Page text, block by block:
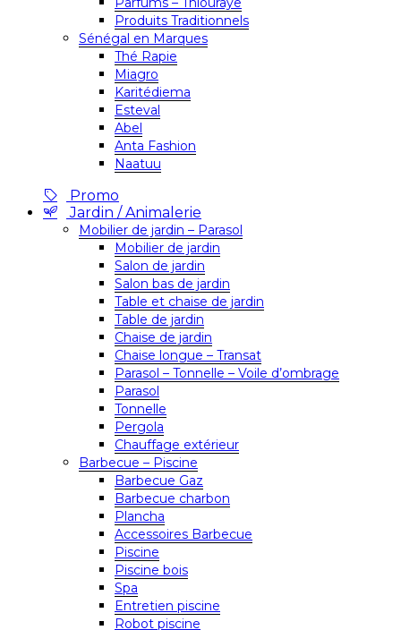
Produits Traditionnels
Sénégal en Marques
Thé Rapie
Miagro
Karitédiema
Esteval
Abel
Anta Fashion
Naatuu
Promo
Jardin / Animalerie
Mobilier de jardin – Parasol
Mobilier de jardin
Salon de jardin
Salon bas de jardin
Table et chaise de jardin
Table de jardin
Chaise de jardin
Chaise longue – Transat
Parasol – Tonnelle – Voile d’ombrage
Parasol
Tonnelle
Pergola
Chauffage extérieur
Barbecue – Piscine
Barbecue Gaz
Barbecue charbon
Plancha
Accessoires Barbecue
Piscine
Piscine bois
Spa
Entretien piscine
Robot piscine